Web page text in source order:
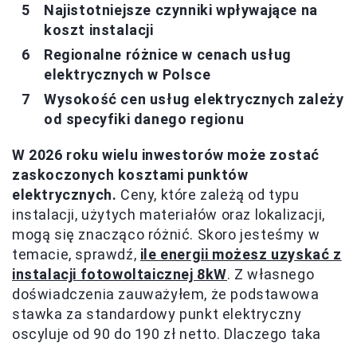
Najistotniejsze czynniki wpływające na
koszt instalacji
Regionalne różnice w cenach usług
elektrycznych w Polsce
Wysokość cen usług elektrycznych zależy
od specyfiki danego regionu
W 2026 roku wielu inwestorów może zostać
zaskoczonych kosztami punktów
elektrycznych. Ceny, które zależą od typu
instalacji, użytych materiałów oraz lokalizacji,
mogą się znacząco różnić. Skoro jesteśmy w
temacie, sprawdź, ile energii możesz uzyskać z
instalacji fotowoltaicznej 8kW. Z własnego
doświadczenia zauważyłem, że podstawowa
stawka za standardowy punkt elektryczny
oscyluje od 90 do 190 zł netto. Dlaczego taka